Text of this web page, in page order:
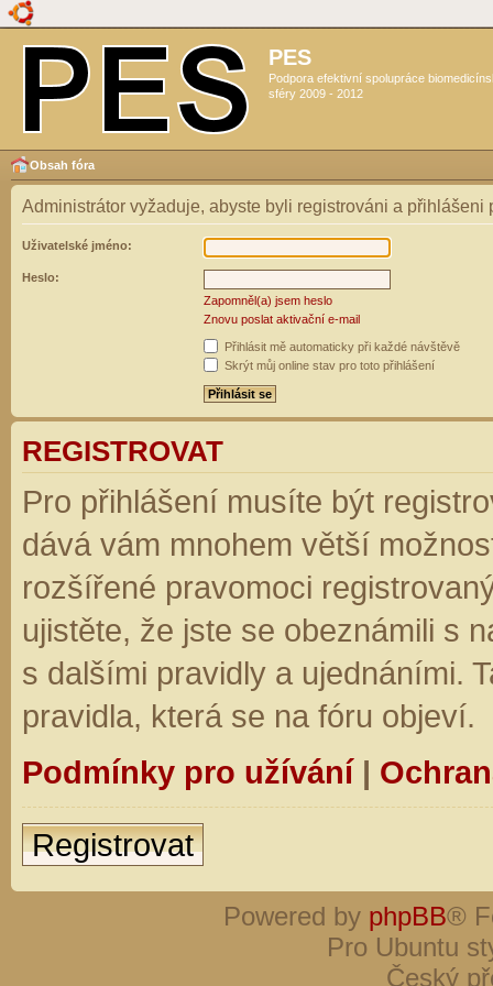
PES
Podpora efektivní spolupráce
sféry 2009 - 2012
Obsah fóra
Administrátor vyžaduje, abyste byli registrováni a přihlášeni
Uživatelské jméno:
Heslo:
Zapomněl(a) jsem heslo
Znovu poslat aktivační e-mail
Přihlásit mě automaticky při každé návštěvě
Skrýt můj online stav pro toto přihlášení
REGISTROVAT
Pro přihlášení musíte být
dává vám mnohem větší
rozšířené pravomoci
ujistěte, že jste se obeznámili s
s dalšími pravidly a ujednáními.
pravidla, která se na fóru objeví.
Podmínky pro užívání|
Registrovat
Powered by phpBB®
Pro Ubuntu
Český